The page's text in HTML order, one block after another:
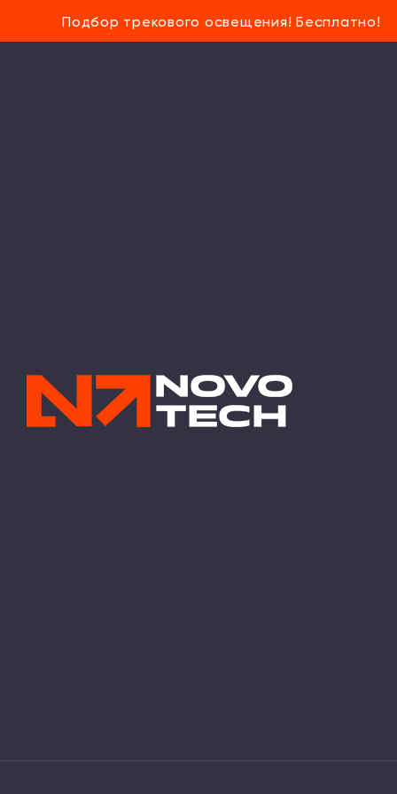
Подбор трекового освещения! Бесплатно!